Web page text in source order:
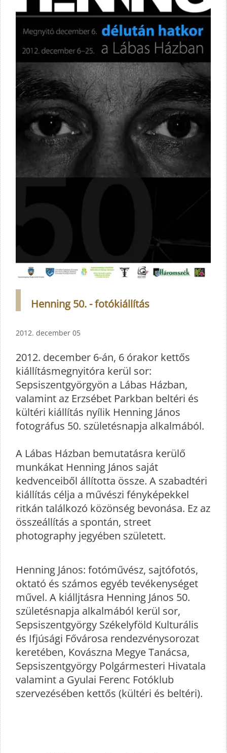
Henning 50. - fotókiállítás
2012. december 05
2012. december 6-án, 6 órakor kettős
kiállításmegnyitóra kerül sor:
Sepsiszentgyörgyön a Lábas Házban,
valamint az Erzsébet Parkban beltéri és
kültéri kiállítás nyílik Henning János
fotográfus 50. születésnapja alkalmából.
A Lábas Házban bemutatásra kerülő
munkákat Henning János saját
kedvenceiből állította össze. A szabadtéri
kiállítás célja a művészi fényképekkel
ritkán találkozó közönség bevonása. Ez az
összeállítás a spontán, street
photography jegyében született.
Henning János: fotóművész, sajtófotós,
oktató és számos egyéb tevékenységet
művel. A kiálljtásra Henning János 50.
születésnapja alkalmából kerül sor,
Sepsiszentgyörgy Székelyföld Kulturális
és Ifjúsági Fővárosa rendezvénysorozat
keretében, Kovászna Megye Tanácsa,
Sepsiszentgyörgy Polgármesteri Hivatala
valamint a Gyulai Ferenc Fotóklub
szervezésében kettős (kültéri és beltéri).